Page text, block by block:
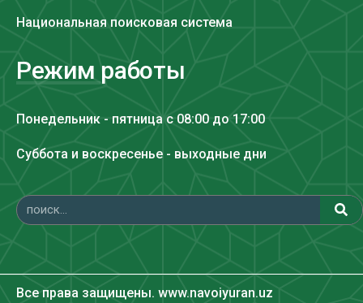
Национальная поисковая система
Режим работы
Понедельник - пятница с 08:00 до 17:00
Суббота и воскресенье - выходные дни
Все права защищены. www.navoiyuran.uz